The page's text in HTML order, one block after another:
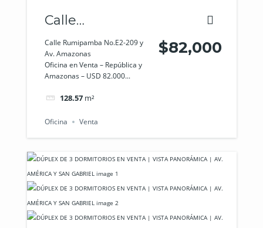
Calle
Rumipamba
No.E2-209 y Av.
Amazonas
Calle Rumipamba No.E2-209 y
Av. Amazonas
Oficina en Venta – República y
Amazonas – USD 82.000...
128.57 m²
$82,000
Oficina Venta